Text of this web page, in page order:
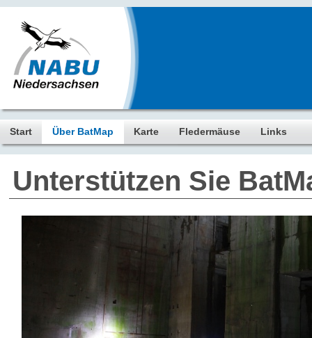
Start Über BatMap Karte Fledermäuse Links
Unterstützen Sie